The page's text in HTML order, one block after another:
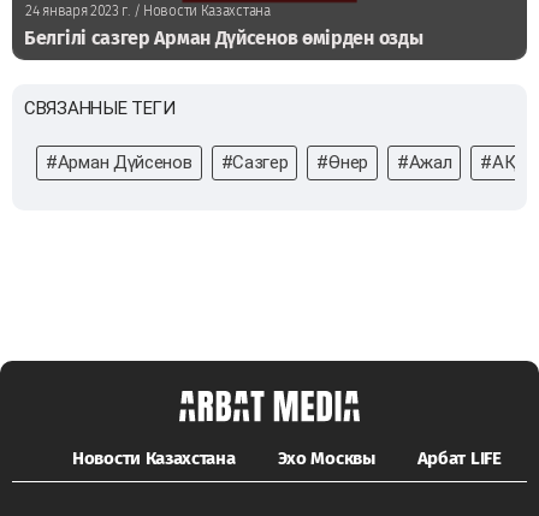
24 января 2023 г./ Новости Казахстана
Белгілі сазгер Арман Дүйсенов өмірден озды
СВЯЗАННЫЕ ТЕГИ
#Арман Дүйсенов #Сазгер #Өнер #Ажал #АҚШ
Новости Казахстана Эхо Москвы Арбат LIFE